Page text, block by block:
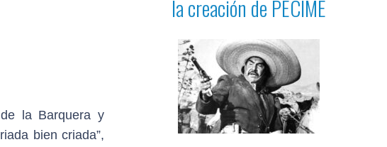
la Barquera y
bien criada”,
la creación de PECIME